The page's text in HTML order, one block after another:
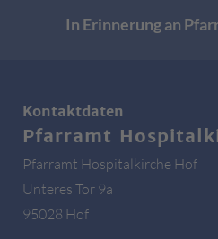
In Erinnerung an
Kontaktdaten
Pfarramt
Pfarramt Hospitalkirche Hof
Unteres Tor 9a
95028 Hof